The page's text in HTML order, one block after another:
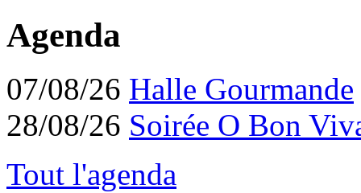
Agenda
07/08/26 Halle Gourmande
28/08/26 Soirée O Bon
Tout l'agenda